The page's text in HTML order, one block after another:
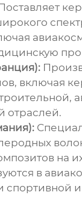
включая
отраслей.
на
в
спортивной